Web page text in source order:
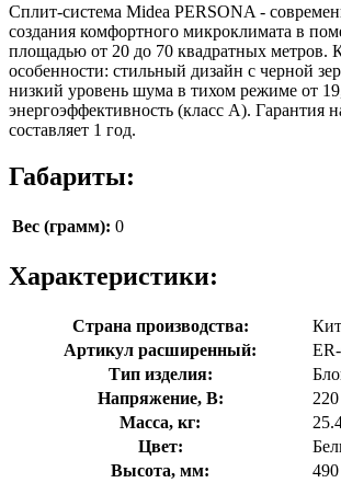
Сплит-система Midea PERSONA -
создания комфортного микроклимата в
площадью от 20 до 70 квадратных метров.
особенности: стильный дизайн с черной
низкий уровень шума в тихом режиме от
энергоэффективность (класс A). Гарантия
составляет 1 год.
Габариты:
Вес (грамм): 0
Характеристики:
Страна производства:
Артикул расширенный:
Тип изделия:
Напряжение, В:
220
Масса, кг:
Цвет:
Высота, мм:
490